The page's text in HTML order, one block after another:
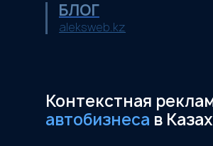
Контекстная
автобизнеса в
БЛОГ
aleksweb.kz